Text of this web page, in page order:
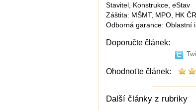
Stavitel, Konstrukce, eStav
Záštita: MŠMT, MPO, HK
Odborná garance: Oblastní
Doporučte článek:
Ohodnoťte článek:
Další články z rubriky